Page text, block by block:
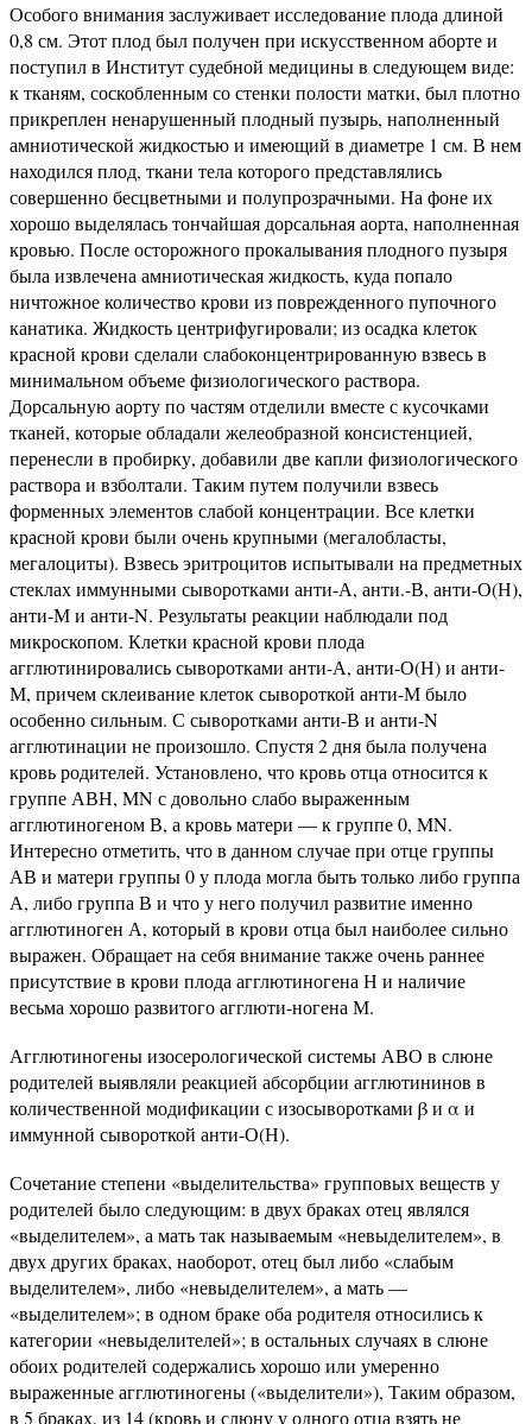
Особого внимания заслуживает исследование плода длиной
0,8 см. Этот плод был получен при искусственном аборте и
поступил в Институт судебной медицины в следующем виде:
к тканям, соскобленным со стенки полости матки, был плотно
прикреплен ненарушенный плодный пузырь, наполненный
амниотической жидкостью и имеющий в диаметре 1 см. В нем
находился плод, ткани тела которого представлялись
совершенно бесцветными и полупрозрачными. На фоне их
хорошо выделялась тончайшая дорсальная аорта, наполненная
кровью. После осторожного прокалывания плодного пузыря
была извлечена амниотическая жидкость, куда попало
ничтожное количество крови из поврежденного пупочного
канатика. Жидкость центрифугировали; из осадка клеток
красной крови сделали слабоконцентрированную взвесь в
минимальном объеме физиологического раствора.
Дорсальную аорту по частям отделили вместе с кусочками
тканей, которые обладали желеобразной консистенцией,
перенесли в пробирку, добавили две капли физиологического
раствора и взболтали. Таким путем получили взвесь
форменных элементов слабой концентрации. Все клетки
красной крови были очень крупными (мегалобласты,
мегалоциты). Взвесь эритроцитов испытывали на предметных
стеклах иммунными сыворотками анти-А, анти.-В, анти-О(Н),
анти-М и анти-N. Результаты реакции наблюдали под
микроскопом. Клетки красной крови плода
агглютинировались сыворотками анти-А, анти-О(Н) и анти-
М, причем склеивание клеток сывороткой анти-М было
особенно сильным. С сыворотками анти-В и анти-N
агглютинации не произошло. Спустя 2 дня была получена
кровь родителей. Установлено, что кровь отца относится к
группе АВН, MN с довольно слабо выраженным
агглютиногеном В, а кровь матери — к группе 0, MN.
Интересно отметить, что в данном случае при отце группы
АВ и матери группы 0 у плода могла быть только либо группа
А, либо группа В и что у него получил развитие именно
агглютиноген А, который в крови отца был наиболее сильно
выражен. Обращает на себя внимание также очень раннее
присутствие в крови плода агглютиногена Н и наличие
весьма хорошо развитого агглюти-ногена М.
Агглютиногены изосерологической системы АВО в слюне
родителей выявляли реакцией абсорбции агглютининов в
количественной модификации с изосыворотками β и α и
иммунной сывороткой анти-О(Н).
Сочетание степени «выделительства» групповых веществ у
родителей было следующим: в двух браках отец являлся
«выделителем», а мать так называемым «невыделителем», в
двух других браках, наоборот, отец был либо «слабым
выделителем», либо «невыделителем», а мать —
«выделителем»; в одном браке оба родителя относились к
категории «невыделителей»; в остальных случаях в слюне
обоих родителей содержались хорошо или умеренно
выраженные агглютиногены («выделители»), Таким образом,
в 5 браках, из 14 (кровь и слюну у одного отца взять не